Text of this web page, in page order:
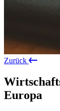
Zurück
Europa